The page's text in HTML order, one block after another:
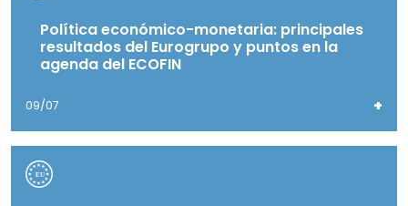
Política económico-monetaria: principales
resultados del Eurogrupo y puntos en la
agenda del ECOFIN
09/07 +